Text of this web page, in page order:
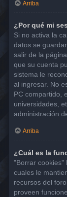
Arriba
¿Por qué mi
Si no activa la
datos se
salir de la
que su cuenta
sistema le
al ingresar. No
PC compartido,
universidades,
administración
Arriba
¿Cuál es la
"Borrar cookies"
cuales le
recursos del
proveen